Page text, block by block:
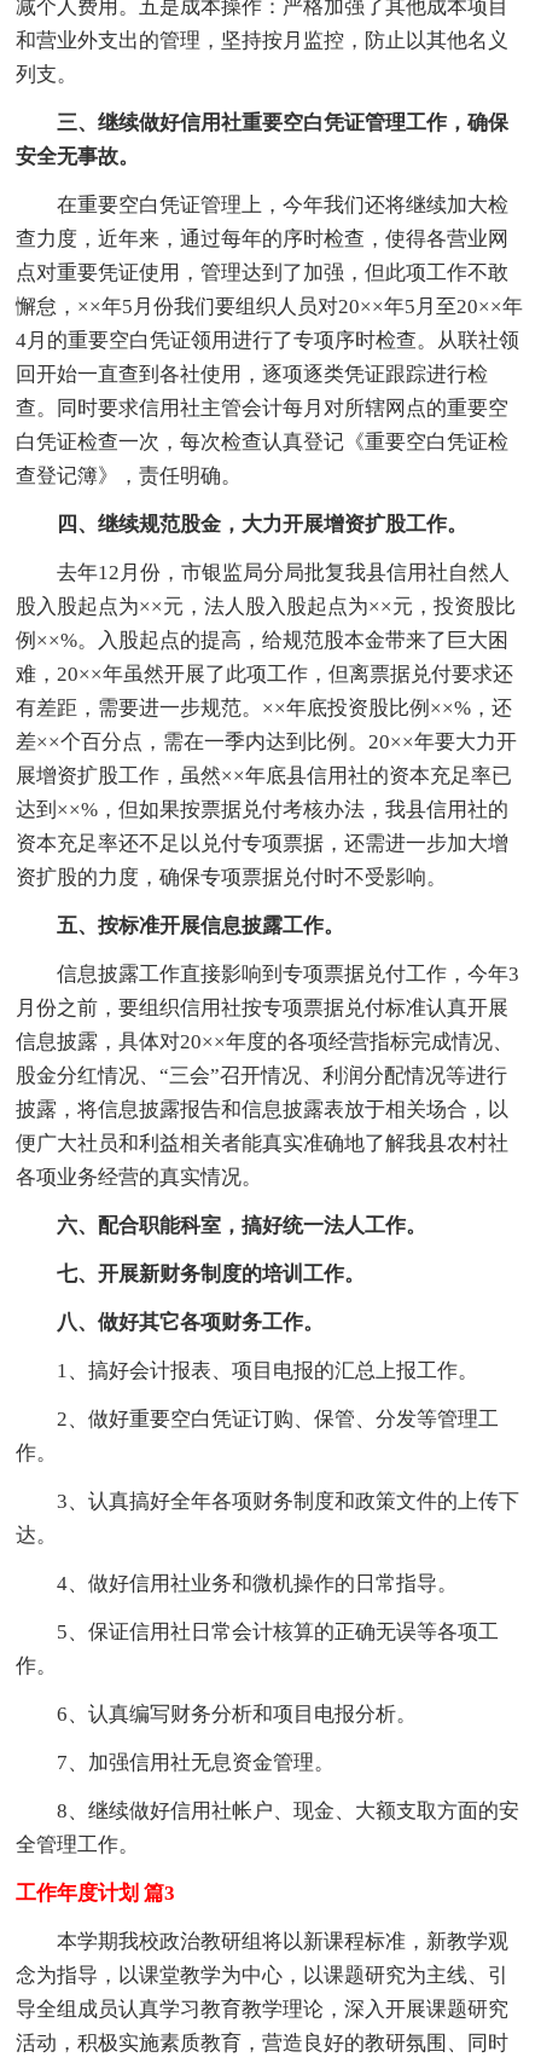
减个人费用。五是成本操作：严格加强了其他成本项目
和营业外支出的管理，坚持按月监控，防止以其他名义
列支。
三、继续做好信用社重要空白凭证管理工作，确保
安全无事故。
在重要空白凭证管理上，今年我们还将继续加大检
查力度，近年来，通过每年的序时检查，使得各营业网
点对重要凭证使用，管理达到了加强，但此项工作不敢
懈怠，××年5月份我们要组织人员对20××年5月至20××年
4月的重要空白凭证领用进行了专项序时检查。从联社领
回开始一直查到各社使用，逐项逐类凭证跟踪进行检
查。同时要求信用社主管会计每月对所辖网点的重要空
白凭证检查一次，每次检查认真登记《重要空白凭证检
查登记簿》，责任明确。
四、继续规范股金，大力开展增资扩股工作。
去年12月份，市银监局分局批复我县信用社自然人
股入股起点为××元，法人股入股起点为××元，投资股比
例××%。入股起点的提高，给规范股本金带来了巨大困
难，20××年虽然开展了此项工作，但离票据兑付要求还
有差距，需要进一步规范。××年底投资股比例××%，还
差××个百分点，需在一季内达到比例。20××年要大力开
展增资扩股工作，虽然××年底县信用社的资本充足率已
达到××%，但如果按票据兑付考核办法，我县信用社的
资本充足率还不足以兑付专项票据，还需进一步加大增
资扩股的力度，确保专项票据兑付时不受影响。
五、按标准开展信息披露工作。
信息披露工作直接影响到专项票据兑付工作，今年3
月份之前，要组织信用社按专项票据兑付标准认真开展
信息披露，具体对20××年度的各项经营指标完成情况、
股金分红情况、“三会”召开情况、利润分配情况等进行
披露，将信息披露报告和信息披露表放于相关场合，以
便广大社员和利益相关者能真实准确地了解我县农村社
各项业务经营的真实情况。
六、配合职能科室，搞好统一法人工作。
七、开展新财务制度的培训工作。
八、做好其它各项财务工作。
1、搞好会计报表、项目电报的汇总上报工作。
2、做好重要空白凭证订购、保管、分发等管理工
作。
3、认真搞好全年各项财务制度和政策文件的上传下
达。
4、做好信用社业务和微机操作的日常指导。
5、保证信用社日常会计核算的正确无误等各项工
作。
6、认真编写财务分析和项目电报分析。
7、加强信用社无息资金管理。
8、继续做好信用社帐户、现金、大额支取方面的安
全管理工作。
工作年度计划 篇3
本学期我校政治教研组将以新课程标准，新教学观
念为指导，以课堂教学为中心，以课题研究为主线、引
导全组成员认真学习教育教学理论，深入开展课题研究
活动，积极实施素质教育，营造良好的教研氛围、同时